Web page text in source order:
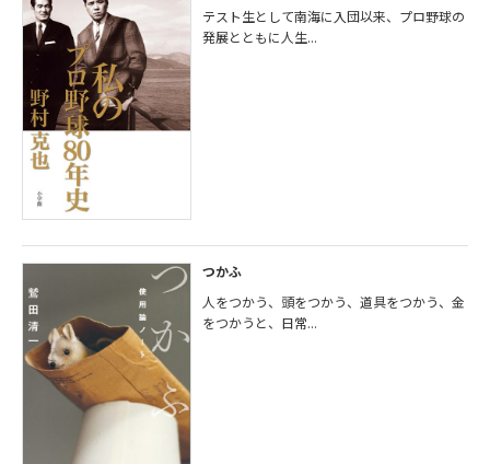
テスト生として南海に入団以来、プロ野球の
発展とともに人生...
つかふ
人をつかう、頭をつかう、道具をつかう、金
をつかうと、日常...